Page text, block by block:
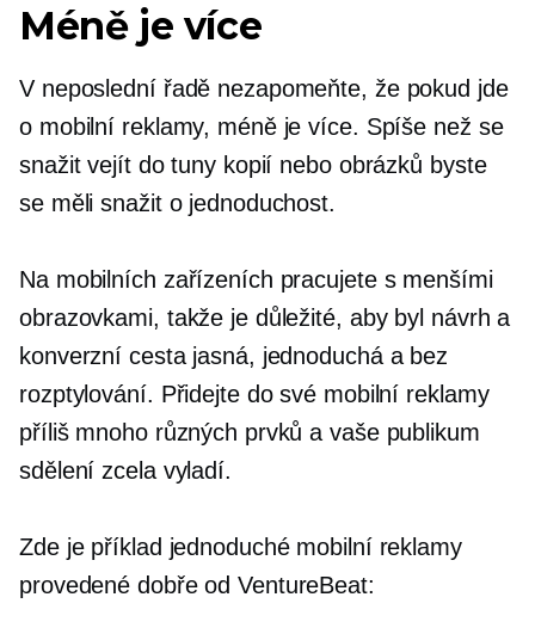
Méně je více
V neposlední řadě nezapomeňte, že pokud jde
o mobilní reklamy, méně je více. Spíše než se
snažit vejít do tuny kopií nebo obrázků byste
se měli snažit o jednoduchost.
Na mobilních zařízeních pracujete s menšími
obrazovkami, takže je důležité, aby byl návrh a
konverzní cesta jasná, jednoduchá a bez
rozptylování. Přidejte do své mobilní reklamy
příliš mnoho různých prvků a vaše publikum
sdělení zcela vyladí.
Zde je příklad jednoduché mobilní reklamy
provedené dobře od VentureBeat: